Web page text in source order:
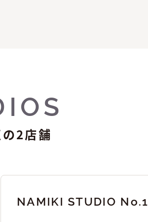
2店舗
NAMIKI STUDIO No.1